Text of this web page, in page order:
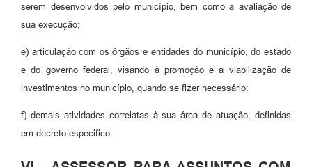
serem desenvolvidos pelo município, bem como a avaliação de
sua execução;
e) articulação com os órgãos e entidades do município, do estado
e do governo federal, visando à promoção e a viabilização de
investimentos no município, quando se fizer necessário;
f) demais atividades correlatas à sua área de atuação, definidas
em decreto especifico.